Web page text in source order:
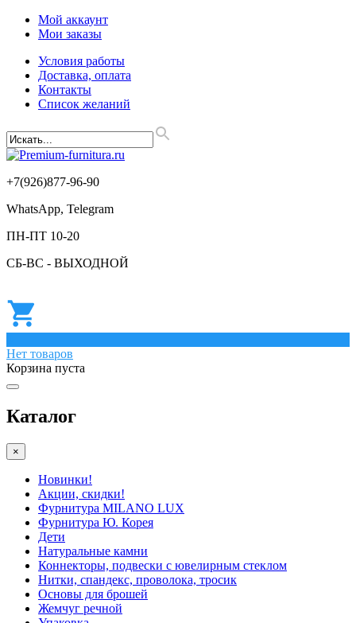
Мой аккаунт
Мои заказы
Условия работы
Доставка, оплата
Контакты
Список желаний
+7(926)877-96-90
WhatsApp, Telegram
ПН-ПТ 10-20
СБ-ВС - ВЫХОДНОЙ
Нет товаров
Корзина пуста
Каталог
×
Новинки!
Акции, скидки!
Фурнитура MILANO LUX
Фурнитура Ю. Корея
Дети
Натуральные камни
Коннекторы, подвески с ювелирным стеклом
Нитки, спандекс, проволока, тросик
Основы для брошей
Жемчуг речной